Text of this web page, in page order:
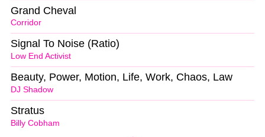
Corridor
Grand Cheval
Low End Activist
Signal To Noise (Ratio)
DJ Shadow
Beauty, Power, Motion, Life, Work, Chaos, Law
Billy Cobham
Stratus